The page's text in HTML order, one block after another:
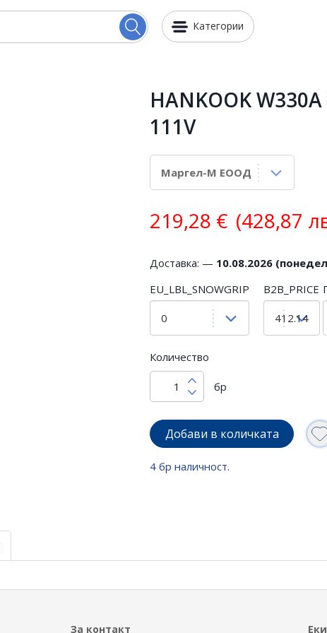
Категории
HANKOOK
111V
219,28 € (428,87
Доставка: — 10.08.2026
EU_LBL_SNOWGRIP
B2B_PRICE
Количество
бр
Добави в количката
4 бр наличност.
За контакт